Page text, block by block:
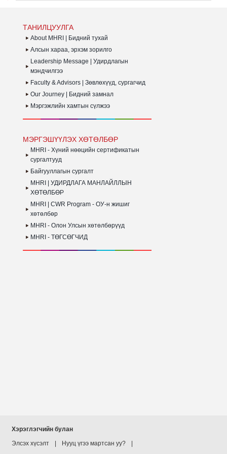
ТАНИЛЦУУЛГА
About MHRI | Бидний тухай
Алсын хараа, эрхэм зорилго
Leadership Message | Удирдлагын
мэндчилгээ
Faculty & Advisors | Зөвлөхүүд, сургагчид
Our Journey | Бидний замнал
Мэргэжлийн хамтын сүлжээ
МЭРГЭШҮҮЛЭХ ХӨТӨЛБӨР
MHRI - Хүний нөөцийн сертификатын
сургалтууд
Байгууллагын сургалт
MHRI | УДИРДЛАГА МАНЛАЙЛЛЫН
ХӨТӨЛБӨР
MHRI | CWR Program - ОУ-н жишиг
хөтөлбөр
MHRI - Олон Улсын хөтөлбөрүүд
MHRI - ТӨГСӨГЧИД
Хэрэглэгчийн булан
Элсэх хүсэлт
Нууц үгээ мартсан уу?